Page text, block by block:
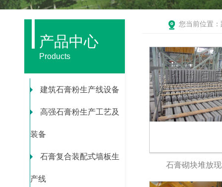
产品中心
Products
建筑石膏粉生产线设备
高强石膏粉生产工艺及
装备
石膏复合装配式墙板生
产线
您当前位置：
石膏砌块堆放